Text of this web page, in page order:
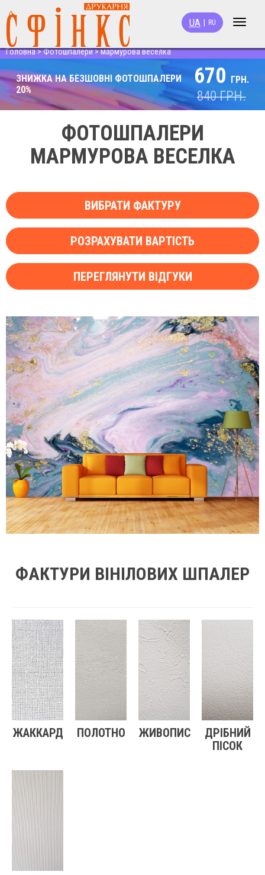
Toggle
UA RU
Головна>Фотошпалери>мармурова веселка
ЗНИЖКА НА БЕЗШОВНІ ФОТОШПАЛЕРИ
20%
670 ГРН.
840ГРН.
ФОТОШПАЛЕРИ
МАРМУРОВА ВЕСЕЛКА
ВИБРАТИ ФАКТУРУ
РОЗРАХУВАТИ ВАРТІСТЬ
ПЕРЕГЛЯНУТИ ВІДГУКИ
ФАКТУРИ ВІНІЛОВИХ ШПАЛЕР
ЖАККАРД ПОЛОТНО ЖИВОПИС
ДРІБНИЙ
ПІСОК